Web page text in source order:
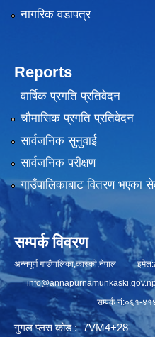
नागरिक वडापत्र
Reports
वार्षिक प्रगति प्रतिवेदन
चौमासिक प्रगति प्रतिवेदन
सार्वजनिक सुनुवाई
सार्वजनिक परीक्षण
गाउँपालिकाबाट वितरण भएका
सम्पर्क विवरण
अन्नपूर्ण गाउँपालिका,कास्की,नेपाल इमेल:
सम्पर्क नं:०६१-
गुगल प्लस कोड : 7VM4+28